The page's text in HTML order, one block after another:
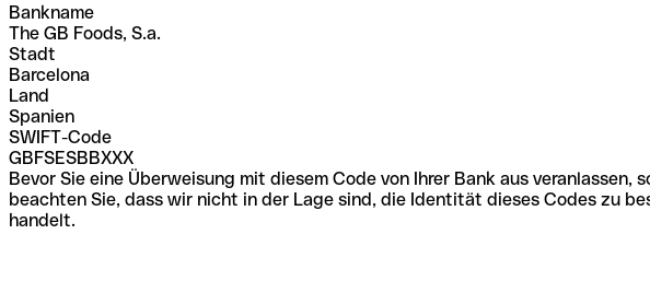
Bankname
The GB Foods, S.a.
Stadt
Barcelona
Land
Spanien
SWIFT-Code
GBFSESBBXXX
Bevor Sie eine Überweisung mit diesem Code von Ihrer Bank aus
beachten Sie, dass wir nicht in der Lage sind, die Identität dieses Codes zu
handelt.